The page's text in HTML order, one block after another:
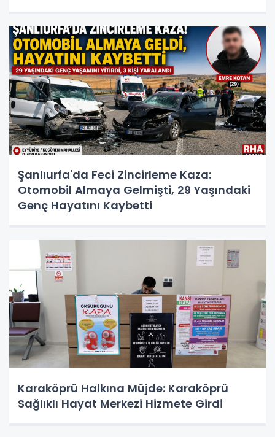
Şanlıurfa'da Feci Zincirleme Kaza:
Otomobil Almaya Gelmişti, 29 Yaşındaki
Genç Hayatını Kaybetti
Karaköprü Halkına Müjde: Karaköprü
Sağlıklı Hayat Merkezi Hizmete Girdi